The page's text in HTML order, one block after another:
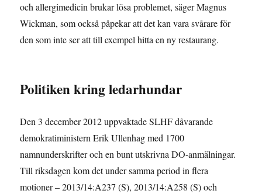
och allergimedicin brukar lösa problemet, säger Magnus
Wickman, som också påpekar att det kan vara svårare för
den som inte ser att till exempel hitta en ny restaurang.
Politiken kring ledarhundar
Den 3 december 2012 uppvaktade SLHF dåvarande
demokratiministern Erik Ullenhag med 1700
namnunderskrifter och en bunt utskrivna DO-anmälningar.
Till riksdagen kom det under samma period in flera
motioner – 2013/14:A237 (S), 2013/14:A258 (S) och